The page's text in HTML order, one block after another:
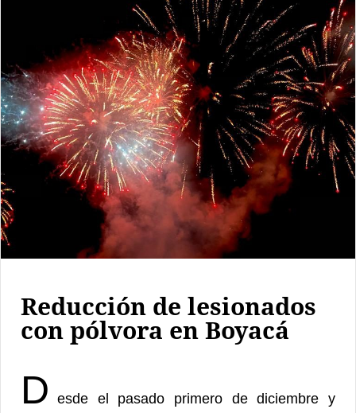
Reducción de lesionados
con pólvora en Boyacá
D esde el pasado primero de diciembre y